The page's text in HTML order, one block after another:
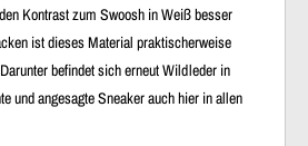
Kontrast zum Swoosh in Weiß besser
ist dieses Material praktischerweise
befindet sich erneut Wildleder in
und angesagte Sneaker auch hier in allen